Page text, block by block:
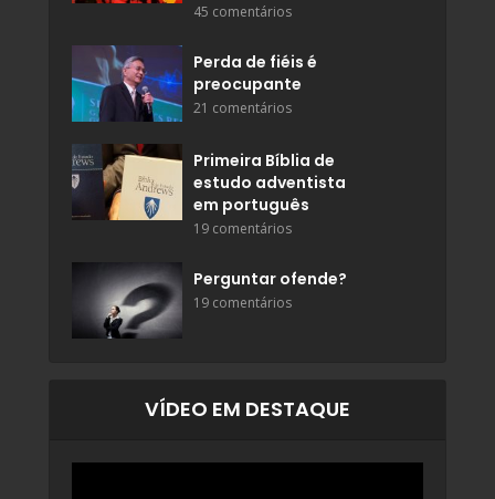
45 comentários
Perda de fiéis é
preocupante
21 comentários
Primeira Bíblia de
estudo adventista
em português
19 comentários
Perguntar ofende?
19 comentários
VÍDEO EM DESTAQUE